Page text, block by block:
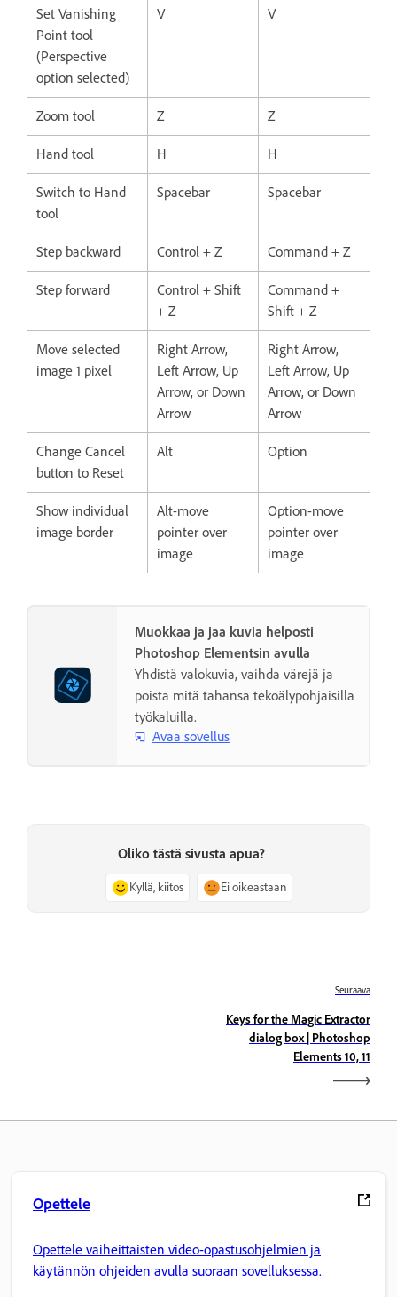
Set Vanishing
Point tool
(Perspective
option selected)
V V
Zoom tool Z Z
Hand tool H H
Switch to Hand
tool
Spacebar Spacebar
Step backward Control + Z Command + Z
Step forward
Control + Shift
+ Z
Command +
Shift + Z
Move selected
image 1 pixel
Right Arrow,
Left Arrow, Up
Arrow, or Down
Arrow
Right Arrow,
Left Arrow, Up
Arrow, or Down
Arrow
Change Cancel
button to Reset
Alt Option
Show individual
image border
Alt-move
pointer over
image
Option-move
pointer over
image
Muokkaa ja jaa kuvia helposti
Photoshop Elementsin avulla
Yhdistä valokuvia, vaihda värejä ja
poista mitä tahansa tekoälypohjaisilla
työkaluilla.
Avaa sovellus
Oliko tästä sivusta apua?
Kyllä, kiitos Ei oikeastaan
Seuraava
Keys for the Magic Extractor
dialog box | Photoshop
Elements 10, 11
Opettele
Opettele vaiheittaisten video-opastusohjelmien ja
käytännön ohjeiden avulla suoraan sovelluksessa.